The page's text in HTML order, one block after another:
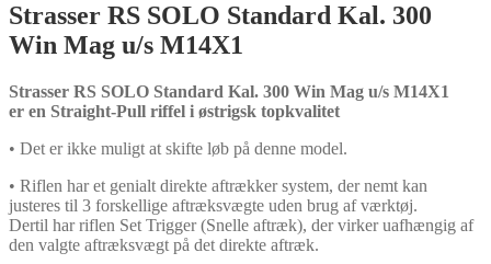
Strasser RS SOLO Standard Kal. 300
Win Mag u/s M14X1
Strasser RS SOLO Standard Kal. 300 Win Mag u/s M14X1
er en Straight-Pull riffel i østrigsk topkvalitet
• Det er ikke muligt at skifte løb på denne model.
• Riflen har et genialt direkte aftrækker system, der nemt kan
justeres til 3 forskellige aftræksvægte uden brug af værktøj.
Dertil har riflen Set Trigger (Snelle aftræk), der virker uafhængig af
den valgte aftræksvægt på det direkte aftræk.